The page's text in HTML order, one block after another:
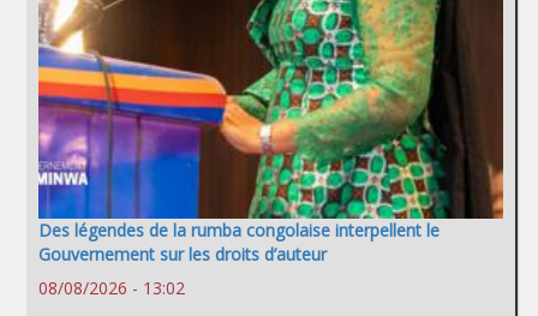
Des légendes de la rumba congolaise interpellent le
Gouvernement sur les droits d’auteur
08/08/2026 - 13:02